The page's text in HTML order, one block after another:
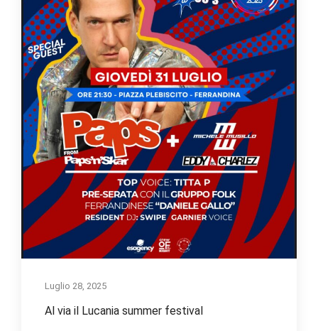
Luglio 28, 2025
Al via il Lucania summer festival